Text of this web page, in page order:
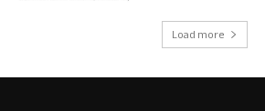
Load more